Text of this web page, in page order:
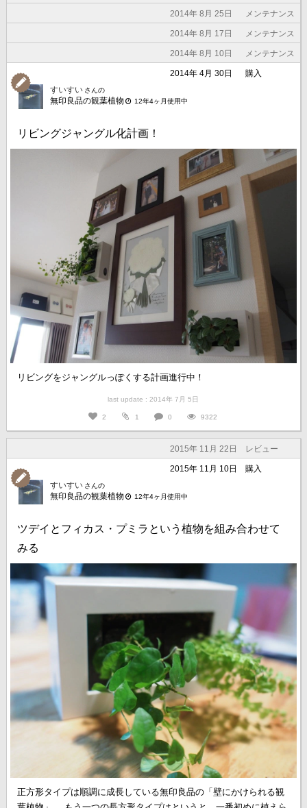
2014年 8月 25日 メンテナンス
2014年 8月 17日 メンテナンス
2014年 8月 10日 メンテナンス
2014年 4月 30日
購入
すいすい さんの
無印良品の観葉植物 12年4ヶ月使用中
リビングジャングル化計画！
リビングをジャングルっぽくする計画進行中！
last update : 2014年 7月 5日
2 1 0 9322
2015年 11月 22日 レビュー
2015年 11月 10日
購入
すいすい さんの
無印良品の観葉植物 12年4ヶ月使用中
ツデイとフィカス・プミラという植物を組み合わせて
みる
正方形タイプは順調に成長している無印良品の「壁にかけられる観